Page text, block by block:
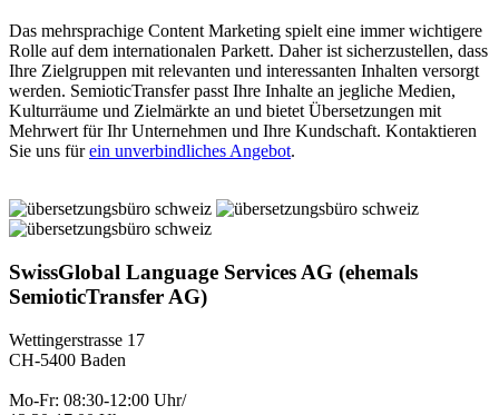
Das mehrsprachige Content Marketing spielt eine immer wichtigere
Rolle auf dem internationalen Parkett. Daher ist sicherzustellen, dass
Ihre Zielgruppen mit relevanten und interessanten Inhalten versorgt
werden. SemioticTransfer passt Ihre Inhalte an jegliche Medien,
Kulturräume und Zielmärkte an und bietet Übersetzungen mit
Mehrwert für Ihr Unternehmen und Ihre Kundschaft. Kontaktieren
Sie uns fürein unverbindliches Angebot.
SwissGlobal Language Services AG (ehemals
SemioticTransfer AG)
Wettingerstrasse 17
CH-5400 Baden
Mo-Fr: 08:30-12:00 Uhr/